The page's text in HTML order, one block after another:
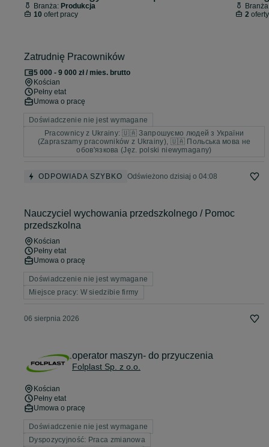
Branża: Produkcja
10 ofert pracy
2
Zatrudnię Pracowników
5 000 - 9 000 zł / mies. brutto
Kościan
Pełny etat
Umowa o pracę
Doświadczenie nie jest wymagane
Pracownicy z Ukrainy: 🇺🇦 Запрошуємо людей з України
(Zapraszamy pracowników z Ukrainy), 🇺🇦 Польська мова не
обов'язкова (Jęz. polski niewymagany)
ODPOWIADA SZYBKO Odświeżono dzisiaj o 04:08
Nauczyciel wychowania przedszkolnego / Pomoc
przedszkolna
Kościan
Pełny etat
Umowa o pracę
Doświadczenie nie jest wymagane
Miejsce pracy: W siedzibie firmy
06 sierpnia 2026
operator maszyn- do przyuczenia
Folplast Sp. z o.o.
Kościan
Pełny etat
Umowa o pracę
Doświadczenie nie jest wymagane
Dyspozycyjność: Praca zmianowa